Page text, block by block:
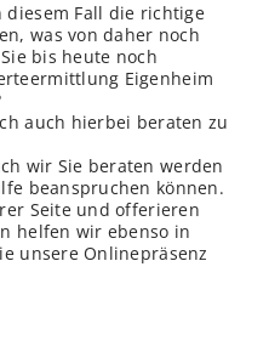
Fall die richtige
was von daher noch
bis heute noch
Eigenheim
auch hierbei beraten zu
wir Sie beraten werden
beanspruchen können.
Seite und offerieren
helfen wir ebenso in
unsere Onlinepräsenz